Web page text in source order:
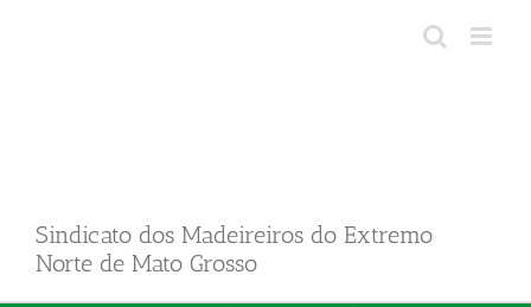
Sindicato dos Madeireiros do Extremo
Norte de Mato Grosso